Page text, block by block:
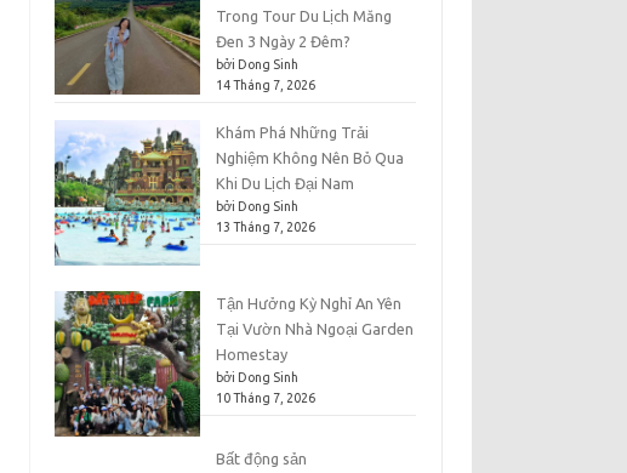
Trong Tour Du Lịch Măng
Đen 3 Ngày 2 Đêm?
bởi Dong Sinh
14 Tháng 7, 2026
Khám Phá Những Trải
Nghiệm Không Nên Bỏ Qua
Khi Du Lịch Đại Nam
bởi Dong Sinh
13 Tháng 7, 2026
Tận Hưởng Kỳ Nghỉ An Yên
Tại Vườn Nhà Ngoại Garden
Homestay
bởi Dong Sinh
10 Tháng 7, 2026
Bất động sản